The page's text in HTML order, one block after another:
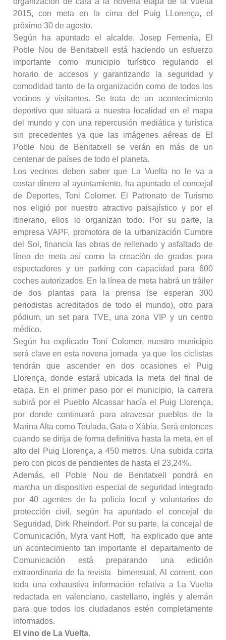
2015, con meta en la cima del Puig LLorença, el
próximo 30 de agosto.
Según ha apuntado el alcalde, Josep Femenia, El
Poble Nou de Benitatxell está haciendo un esfuerzo
importante como municipio turístico regulando el
horario de accesos y garantizando la seguridad y
comodidad tanto de la organización como de todos los
vecinos y visitantes. Se trata de un acontecimiento
deportivo que situará a nuestra localidad en el mapa
del mundo y con una repercusión mediática y turística
sin precedentes ya que las imágenes aéreas de El
Poble Nou de Benitatxell se verán en más de un
centenar de países de todo el planeta.
Los vecinos deben saber que La Vuelta no le va a
costar dinero al ayuntamiento, ha apuntado el concejal
de Deportes, Toni Colomer. El Patronato de Turismo
nos eligió por nuestro atractivo paisajístico y por el
itinerario, ellos lo organizan todo. Por su parte, la
empresa VAPF, promotora de la urbanización Cumbre
del Sol, financia las obras de rellenado y asfaltado de
línea de meta así como la creación de gradas para
espectadores y un parking con capacidad para 600
coches autorizados. En la línea de meta habrá un tráiler
de dos plantas para la prensa (se esperan 300
periodistas acreditados de todo el mundo), otro para
pódium, un set para TVE, una zona VIP y un centro
médico.
Según ha explicado Toni Colomer, nuestro municipio
será clave en esta novena jornada ya que los ciclistas
tendrán que ascender en dos ocasiones el Puig
Llorença, donde estará ubicada la meta del final de
etapa. En el primer paso por el municipio, la carrera
subirá por el Pueblo Alcassar hacía el Puig Llorença,
por donde continuará para atravesar pueblos de la
Marina Alta como Teulada, Gata o Xàbia. Será entonces
cuando se dirija de forma definitiva hasta la meta, en el
alto del Puig Llorença, a 450 metros. Una subida corta
pero con picos de pendientes de hasta el 23,24%.
Además, ell Poble Nou de Benitatxell pondrá en
marcha un dispositivo especial de seguridad integrado
por 40 agentes de la policía local y voluntarios de
protección civil, según ha apuntado el concejal de
Seguridad, Dirk Rheindorf. Por su parte, la concejal de
Comunicación, Myra vant Hoff, ha explicado que ante
un acontecimiento tan importante el departamento de
Comunicación está preparando una edición
extraordinaria de la revista bimensual, Al corrent, con
toda una exhaustiva información relativa a La Vuelta
redactada en valenciano, castellano, inglés y alemán
para que todos los ciudadanos estén completamente
informados.
El vino de La Vuelta.